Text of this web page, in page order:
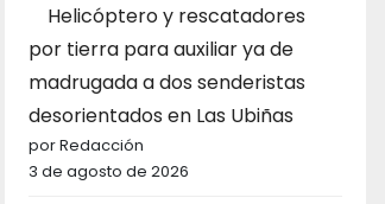
Helicóptero y rescatadores
por tierra para auxiliar ya de
madrugada a dos senderistas
desorientados en Las Ubiñas
por Redacción
3 de agosto de 2026